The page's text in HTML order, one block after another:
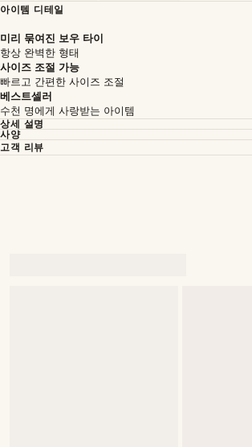
아이템 디테일
미리 묶여진 보우 타이
항상 완벽한 형태
사이즈 조절 가능
빠르고 간편한 사이즈 조절
베스트셀러
수천 명에게 사랑받는 아이템
상세 설명
사양
고객 리뷰